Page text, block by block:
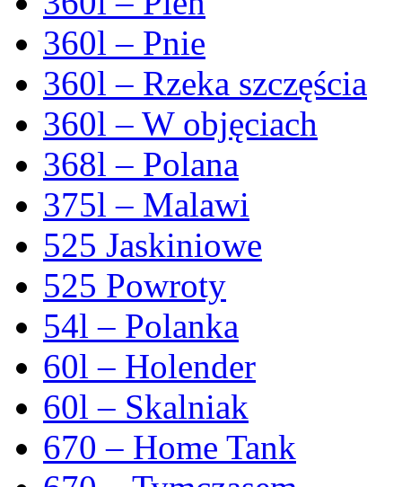
360l – Pnie
360l – Rzeka szczęścia
360l – W objęciach
368l – Polana
375l – Malawi
525 Jaskiniowe
525 Powroty
54l – Polanka
60l – Holender
60l – Skalniak
670 – Home Tank